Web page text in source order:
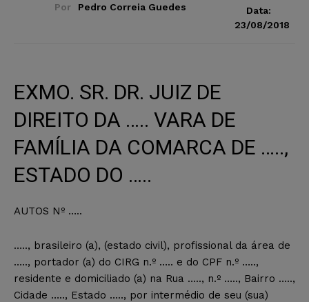
Por Pedro Correia Guedes
Data:
23/08/2018
EXMO. SR. DR. JUIZ DE
DIREITO DA ….. VARA DE
FAMÍLIA DA COMARCA DE …..,
ESTADO DO …..
AUTOS Nº …..
….., brasileiro (a), (estado civil), profissional da área de
….., portador (a) do CIRG n.º ….. e do CPF n.º …..,
residente e domiciliado (a) na Rua ….., n.º ….., Bairro …..,
Cidade ….., Estado ….., por intermédio de seu (sua)